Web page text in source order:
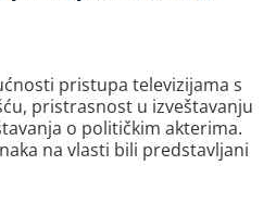
pristupa televizijama s
pristrasnost u izveštavanju
o političkim akterima.
na vlasti bili predstavljani